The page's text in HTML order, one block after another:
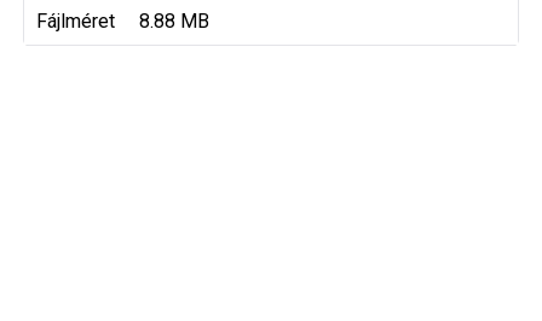
Fájlméret 8.88 MB